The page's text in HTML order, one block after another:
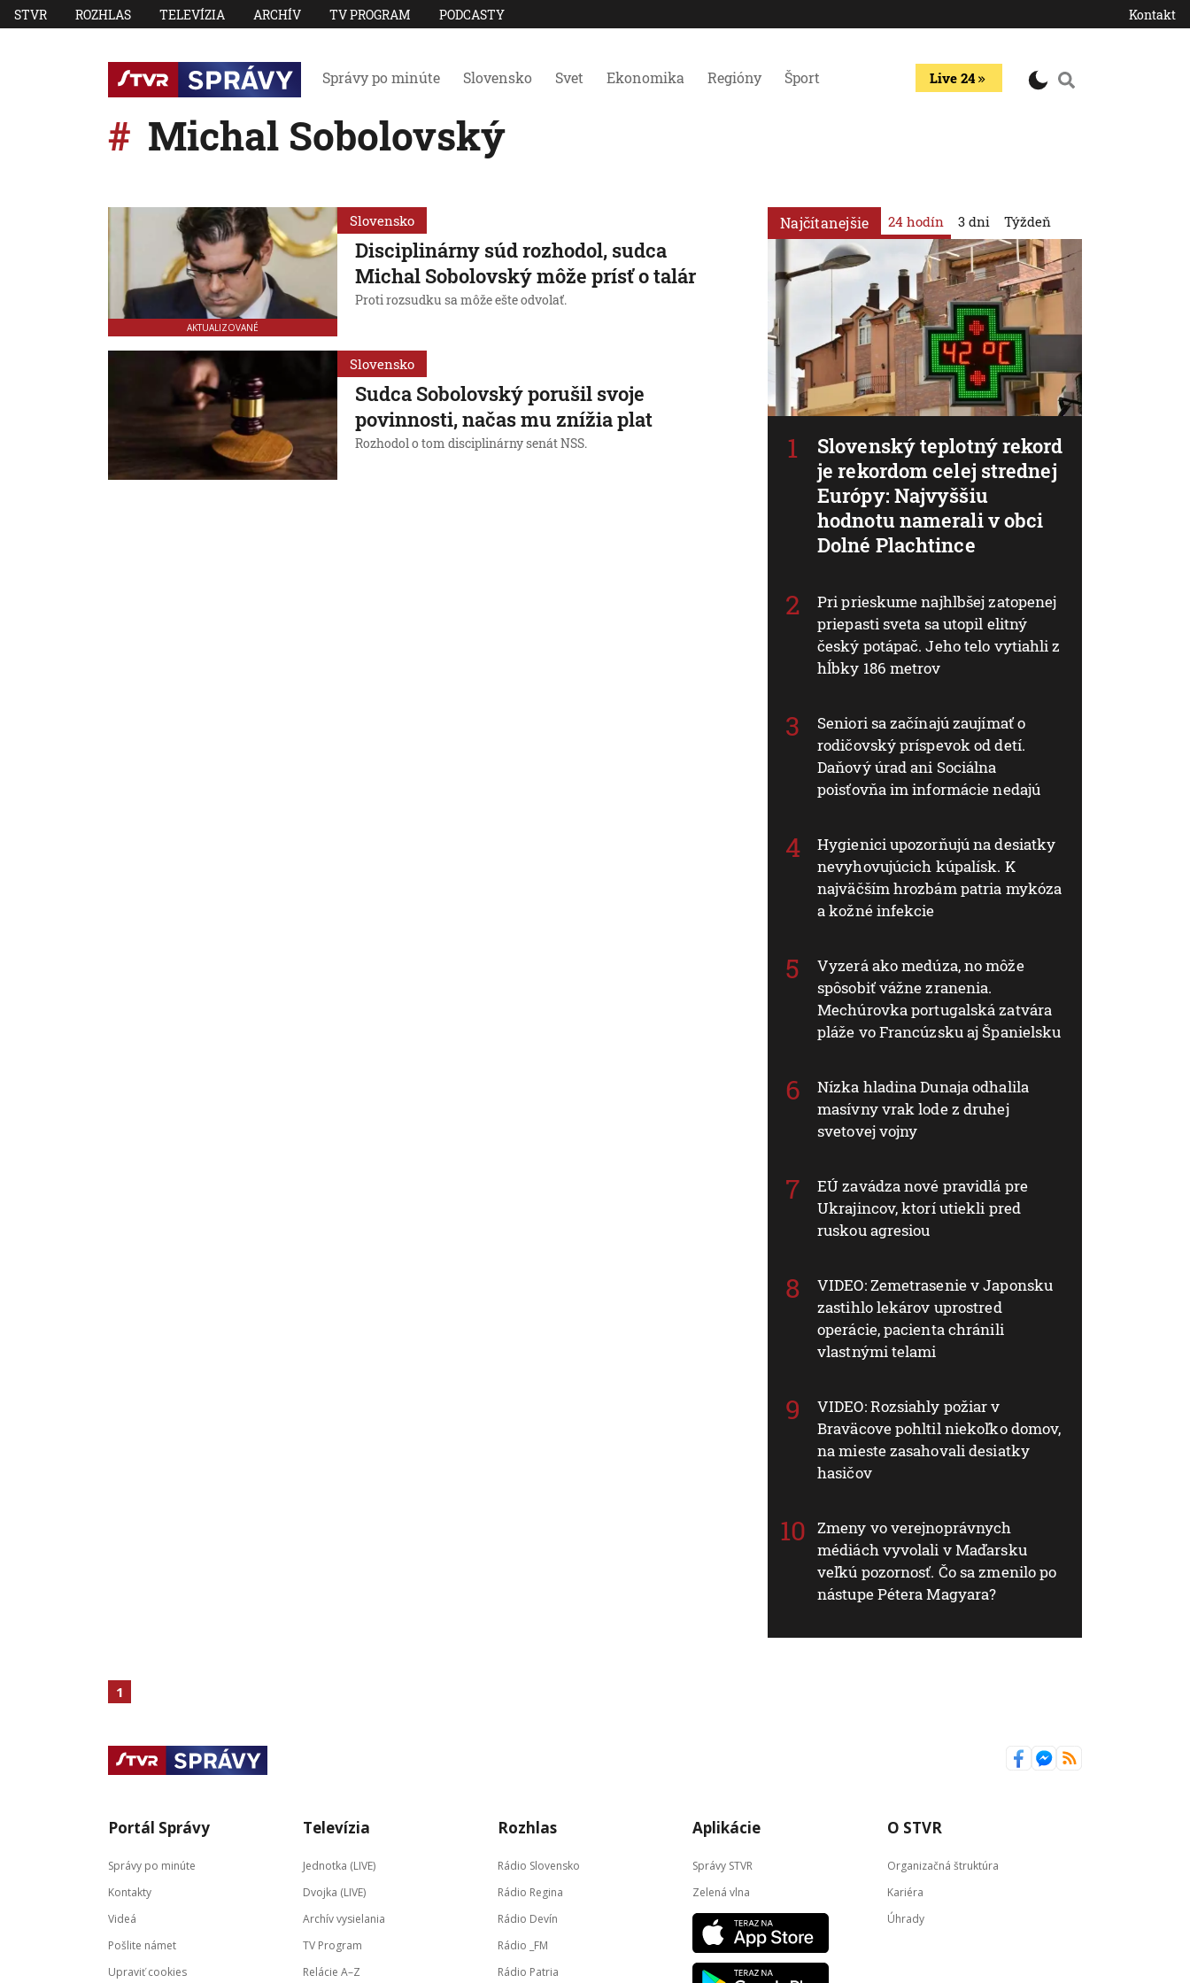
STVR ROZHLAS TELEVÍZIA ARCHÍV TV PROGRAM PODCASTY Kontakt
Správy po minúte Slovensko Svet Ekonomika Regióny Šport Live 24
Michal Sobolovský
AKTUALIZOVANÉ
Slovensko
Disciplinárny súd rozhodol, sudca
Michal Sobolovský môže prísť o talár
Proti rozsudku sa môže ešte odvolať.
Slovensko
Sudca Sobolovský porušil svoje
povinnosti, načas mu znížia plat
Rozhodol o tom disciplinárny senát NSS.
Najčítanejšie 24 hodín
Slovenský teplotný rekord
je rekordom celej strednej
Európy: Najvyššiu
hodnotu namerali v obci
Dolné Plachtince
Pri prieskume najhlbšej zatopenej
priepasti sveta sa utopil elitný
český potápač. Jeho telo vytiahli z
hĺbky 186 metrov
Seniori sa začínajú zaujímať o
rodičovský príspevok od detí.
Daňový úrad ani Sociálna
poisťovňa im informácie nedajú
Hygienici upozorňujú na desiatky
nevyhovujúcich kúpalísk. K
najväčším hrozbám patria mykóza
a kožné infekcie
Vyzerá ako medúza, no môže
spôsobiť vážne zranenia.
Mechúrovka portugalská zatvára
pláže vo Francúzsku aj Španielsku
Nízka hladina Dunaja odhalila
masívny vrak lode z druhej
svetovej vojny
EÚ zavádza nové pravidlá pre
Ukrajincov, ktorí utiekli pred
ruskou agresiou
VIDEO: Zemetrasenie v Japonsku
zastihlo lekárov uprostred
operácie, pacienta chránili
vlastnými telami
VIDEO: Rozsiahly požiar v
Braväcove pohltil niekoľko domov,
na mieste zasahovali desiatky
hasičov
Zmeny vo verejnoprávnych
médiách vyvolali v Maďarsku
veľkú pozornosť. Čo sa zmenilo po
nástupe Pétera Magyara?
3 dni Týždeň
1
Portál Správy
Správy po minúte
Kontakty
Videá
Pošlite námet
Upraviť cookies
Televízia
Jednotka (LIVE)
Dvojka (LIVE)
Archív vysielania
TV Program
Relácie A–Z
Rozhlas
Rádio Slovensko
Rádio Regina
Rádio Devín
Rádio _FM
Rádio Patria
Aplikácie
Správy STVR
Zelená vlna
O STVR
Organizačná štruktúra
Kariéra
Úhrady